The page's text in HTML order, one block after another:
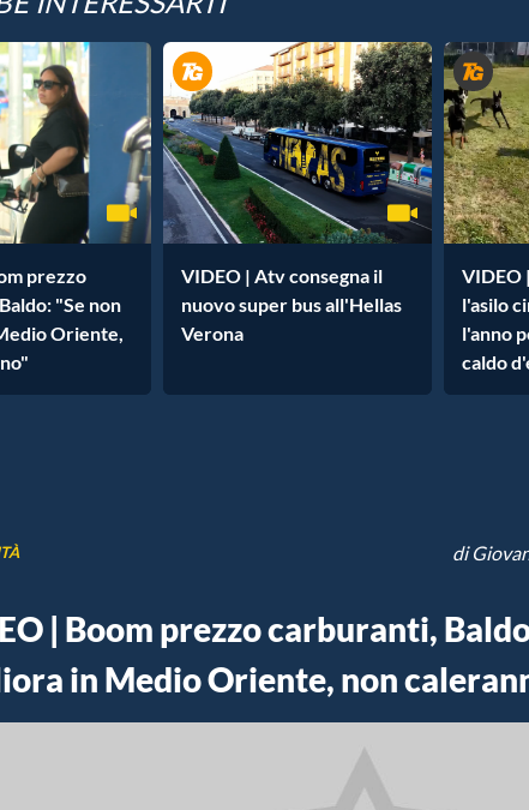
prezzo
"Se non
Oriente,
VIDEO | Atv consegna il
nuovo super bus all'Hellas
Verona
VIDEO
l'asilo
l'anno
caldo
di
| Boom prezzo carburanti,
in Medio Oriente, non